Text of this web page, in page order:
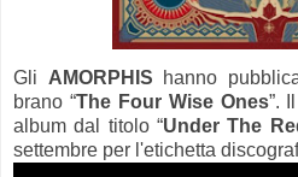
Gli AMORPHIS hanno
brano “The Four Wise Ones”.
album dal titolo “Under The
settembre per l'etichetta